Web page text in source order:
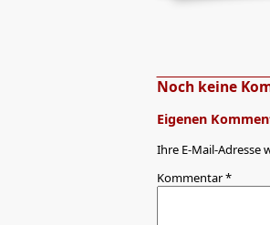
Noch keine
Eigenen
Ihre E-Mail-
Kommentar*